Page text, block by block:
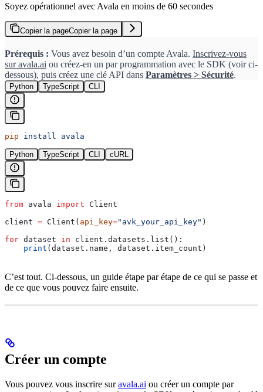
Soyez opérationnel avec Avala en moins de 60 secondes
Copier la pageCopier la page
Prérequis : Vous avez besoin d’un compte Avala. Inscrivez-vous
sur avala.ai ou créez-en un par programmation avec le SDK (voir ci-
dessous), puis créez une clé API dans Paramètres > Sécurité.
Python TypeScript CLI
pip install avala
Python TypeScript CLI cURL
from avala import Client
client = Client( api_key="avk_your_api_key" )
for dataset in client.datasets.list():
    print
(dataset.name, dataset.item_count)
C’est tout. Ci-dessous, un guide étape par étape de ce qui se passe et
de ce que vous pouvez faire ensuite.
Créer un compte
Vous pouvez vous inscrire suravala.ai ou créer un compte par